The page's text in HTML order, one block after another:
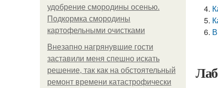
удобрение смородины осенью.
Подкормка смородины
картофельными очистками
Внезапно нагрянувшие гости
заставили меня спешно искать
решение, так как на обстоятельный
ремонт времени катастрофически